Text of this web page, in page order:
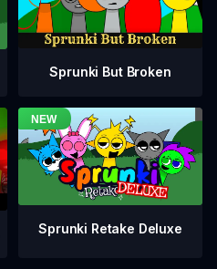
Sprunki But Broken
Sprunki Retake Deluxe